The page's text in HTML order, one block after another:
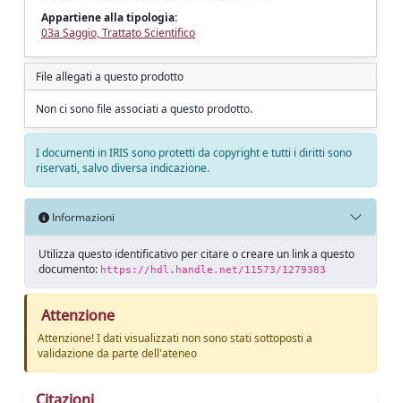
Appartiene alla tipologia:
03a Saggio, Trattato Scientifico
File allegati a questo prodotto
Non ci sono file associati a questo prodotto.
I documenti in IRIS sono protetti da copyright e tutti i diritti sono
riservati, salvo diversa indicazione.
Informazioni
Utilizza questo identificativo per citare o creare un link a questo
documento: https://hdl.handle.net/11573/1279383
Attenzione
Attenzione! I dati visualizzati non sono stati sottoposti a
validazione da parte dell'ateneo